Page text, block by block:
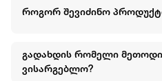
როგორ შევიძინო
გადახდის რომელი
ვისარგებლო?